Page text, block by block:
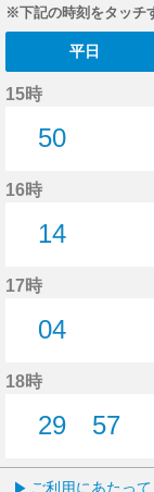
※下記の時刻をタッチ
平日
15時
50
16時
14
17時
04
18時
29
57
ご利用にあたって